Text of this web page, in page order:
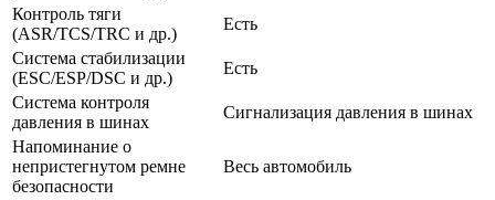
Контроль тяги
(ASR/TCS/TRC и др.)
Есть
Система стабилизации
(ESC/ESP/DSC и др.)
Есть
Система контроля
давления в шинах
Сигнализация давления в шинах
Напоминание о
непристегнутом ремне
безопасности
Весь автомобиль